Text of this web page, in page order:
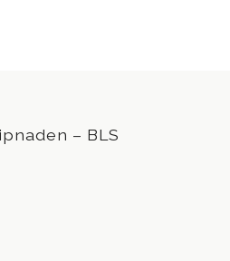
– BLS